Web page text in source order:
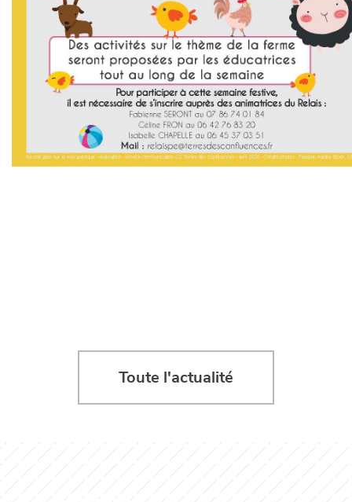
Toute l'actualité